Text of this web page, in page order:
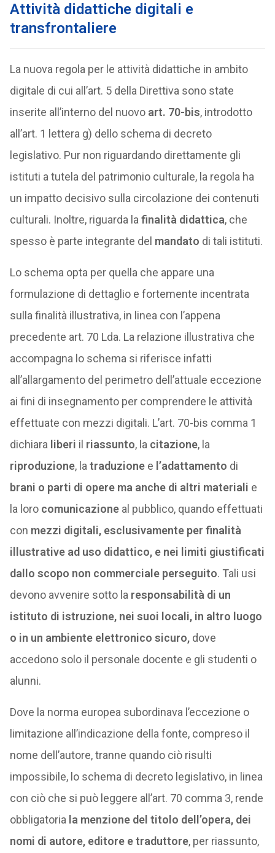
Attività didattiche digitali e
transfrontaliere
La nuova regola per le attività didattiche in ambito
digitale di cui all’art. 5 della Direttiva sono state
inserite all’interno del nuovo art. 70-bis, introdotto
all’art. 1 lettera g) dello schema di decreto
legislativo. Pur non riguardando direttamente gli
istituti a tutela del patrimonio culturale, la regola ha
un impatto decisivo sulla circolazione dei contenuti
culturali. Inoltre, riguarda la finalità didattica, che
spesso è parte integrante del mandato di tali istituti.
Lo schema opta per quella che appare una
formulazione di dettaglio e fortemente incentrata
sulla finalità illustrativa, in linea con l’appena
precedente art. 70 Lda. La relazione illustrativa che
accompagna lo schema si riferisce infatti
all’allargamento del perimetro dell’attuale eccezione
ai fini di insegnamento per comprendere le attività
effettuate con mezzi digitali. L’art. 70-bis comma 1
dichiara liberi il riassunto, la citazione, la
riproduzione, la traduzionee l’adattamento di
brani o parti di opere ma anche di altri materiali e
la loro comunicazioneal pubblico, quando effettuati
con mezzi digitali, esclusivamente per finalità
illustrative ad uso didattico, e nei limiti giustificati
dallo scopo non commerciale perseguito. Tali usi
devono avvenire sotto la responsabilità di un
istituto di istruzione, nei suoi locali, in altro luogo
o in un ambiente elettronico sicuro, dove
accedono solo il personale docente e gli studenti o
alunni.
Dove la norma europea subordinava l’eccezione o
limitazione all’indicazione della fonte, compreso il
nome dell’autore, tranne quando ciò risulti
impossibile, lo schema di decreto legislativo, in linea
con ciò che si può leggere all’art. 70 comma 3, rende
obbligatoria la menzione del titolo dell’opera, dei
nomi di autore, editore e traduttore, per riassunto,